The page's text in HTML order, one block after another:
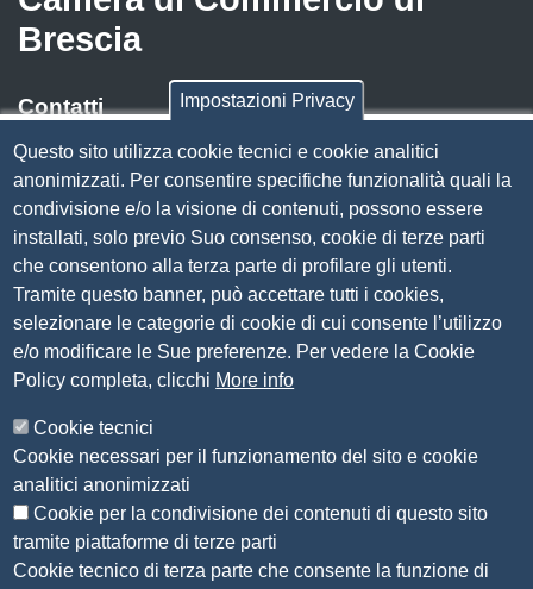
Brescia
Contatti
Via Luigi Einaudi, 23, 25121 Brescia BS
Tel. 030 37251
PECcamera.brescia@bs.legalmail.camcom.it
P.IVA 00859790172
C.F. 80013870177
Contatti
Amministrazione Trasparente
Organizzazione
Bandi di concorso
Bandi di gara e contratti
Provvedimenti
Attività e procedimenti
Impostazioni Privacy
Questo sito utilizza cookie tecnici e cookie analitici
anonimizzati. Per consentire specifiche funzionalità quali la
condivisione e/o la visione di contenuti, possono essere
installati, solo previo Suo consenso, cookie di terze parti
che consentono alla terza parte di profilare gli utenti.
Tramite questo banner, può accettare tutti i cookies,
selezionare le categorie di cookie di cui consente l’utilizzo
e/o modificare le Sue preferenze. Per vedere la Cookie
Policy completa, clicchi More info
Cookie tecnici
Cookie necessari per il funzionamento del sito e cookie
analitici anonimizzati
Cookie per la condivisione dei contenuti di questo sito
tramite piattaforme di terze parti
Cookie tecnico di terza parte che consente la funzione di